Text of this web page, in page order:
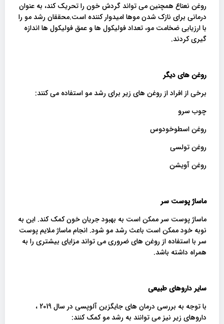
روغن نعناع همچنین می تواند گردش خون را تحریک کند، به عنوان
درمانی برای نازک شدن موها امیدوار کننده است.محققان رشد مو را
با ارزیابی ضخامت مو، تعداد فولیکول ها و عمق فولیکول ها اندازه
گیری کردند.
روغن های دیگر
برخی از افراد از روغن های زیر برای رشد مو استفاده می کنند:
چوب سرو
روغن اسطوخودوس
روغن تولسی
روغن آویشن
ماساژ پوست سر
ماساژ پوست سر ممکن است به بهبود جریان خون کمک کند. این به
نوبه خود ممکن است باعث رشد مو شود. انجام ماساژ ملایم پوست
سر با استفاده از روغن های ضروری می تواند مزایای بیشتری را به
همراه داشته باشد.
سایر داروهای طبیعی
با توجه به بررسی درمان های جایگزین آلوپسی در سال 2019 ،
داروهای زیر نیز می توانند به رشد مو کمک کنند: